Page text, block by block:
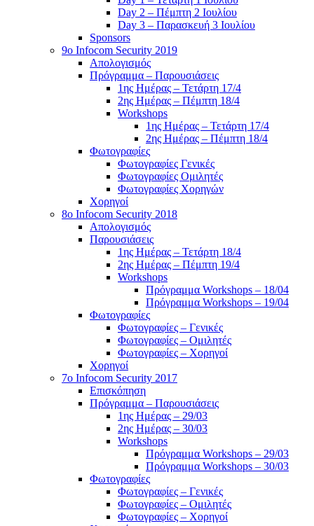
Day 2 – Πέμπτη 2 Ιουλίου
Day 3 – Παρασκευή 3 Ιουλίου
Sponsors
9ο Infocom Security 2019
Απολογισμός
Πρόγραμμα – Παρουσιάσεις
1ης Ημέρας – Τετάρτη 17/4
2ης Ημέρας – Πέμπτη 18/4
Workshops
1ης Ημέρας – Τετάρτη 17/4
2ης Ημέρας – Πέμπτη 18/4
Φωτογραφίες
Φωτογραφίες Γενικές
Φωτογραφίες Ομιλητές
Φωτογραφίες Χορηγών
Χορηγοί
8ο Infocom Security 2018
Απολογισμός
Παρουσιάσεις
1ης Ημέρας – Τετάρτη 18/4
2ης Ημέρας – Πέμπτη 19/4
Workshops
Πρόγραμμα Workshops – 18/04
Πρόγραμμα Workshops – 19/04
Φωτογραφίες
Φωτογραφίες – Γενικές
Φωτογραφίες – Ομιλητές
Φωτογραφίες – Χορηγοί
Χορηγοί
7o Infocom Security 2017
Επισκόπηση
Πρόγραμμα – Παρουσιάσεις
1ης Ημέρας – 29/03
2ης Ημέρας – 30/03
Workshops
Πρόγραμμα Workshops – 29/03
Πρόγραμμα Workshops – 30/03
Φωτογραφίες
Φωτογραφίες – Γενικές
Φωτογραφίες – Ομιλητές
Φωτογραφίες – Χορηγοί